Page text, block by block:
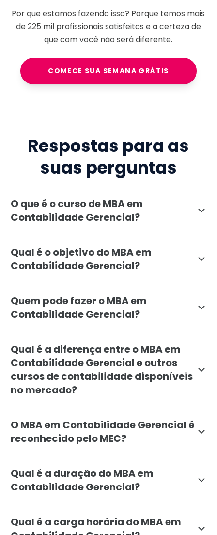
Por que estamos fazendo isso? Porque temos mais
de225 milprofissionais satisfeitos e a certeza de
que com você não será diferente.
COMECE SUA SEMANA GRÁTIS
Respostas para as
suas perguntas
O que é o curso de MBA em
Contabilidade Gerencial?
Qual é o objetivo do MBA em
Contabilidade Gerencial?
Quem pode fazer o MBA em
Contabilidade Gerencial?
Qual é a diferença entre o MBA em
Contabilidade Gerencial e outros
cursos de contabilidade disponíveis
no mercado?
O MBA em Contabilidade Gerencial é
reconhecido pelo MEC?
Qual é a duração do MBA em
Contabilidade Gerencial?
Qual é a carga horária do MBA em